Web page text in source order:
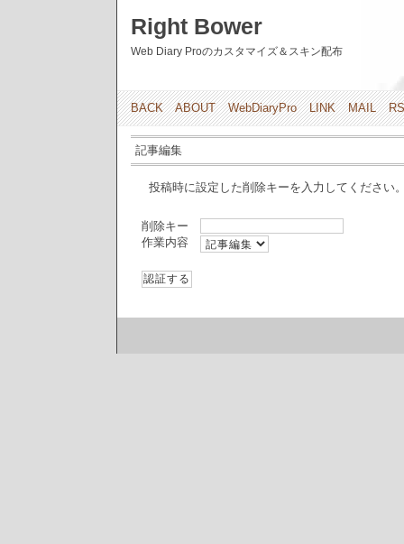
Right Bower
Web Diary Proのカスタマイズ＆スキン配布
BACK ABOUT WebDiaryPro LINK MAIL
記事編集
投稿時に設定した削除キーを入力してください
削除キー
作業内容